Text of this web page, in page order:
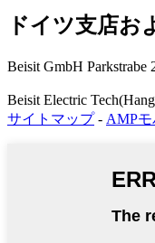
ドイツ支店お
Beisit GmbH
Beisit Electric
サイトマップ- AMP